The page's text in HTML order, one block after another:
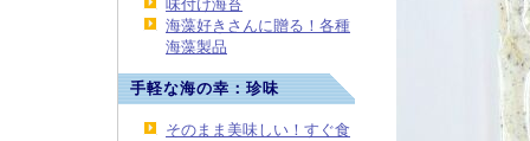
味付け海苔
海藻好きさんに贈る！各種
海藻製品
手軽な海の幸：珍味
そのまま美味しい！すぐ食